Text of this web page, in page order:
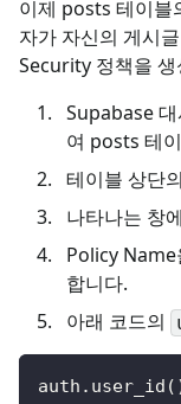
이제 posts 테이블
자가 자신의 게시
Security 정책을
Supabase
여 posts 테
테이블 상단
나타나는 창
Policy Name
합니다.
아래 코드의
auth . user_id (